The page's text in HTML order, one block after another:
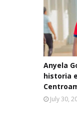
Anyela
historia
July 30,